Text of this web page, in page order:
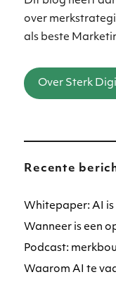
over
als beste
Over Sterk
Recente
Whitepaper: AI
Wanneer is een
Podcast:
Waarom AI te